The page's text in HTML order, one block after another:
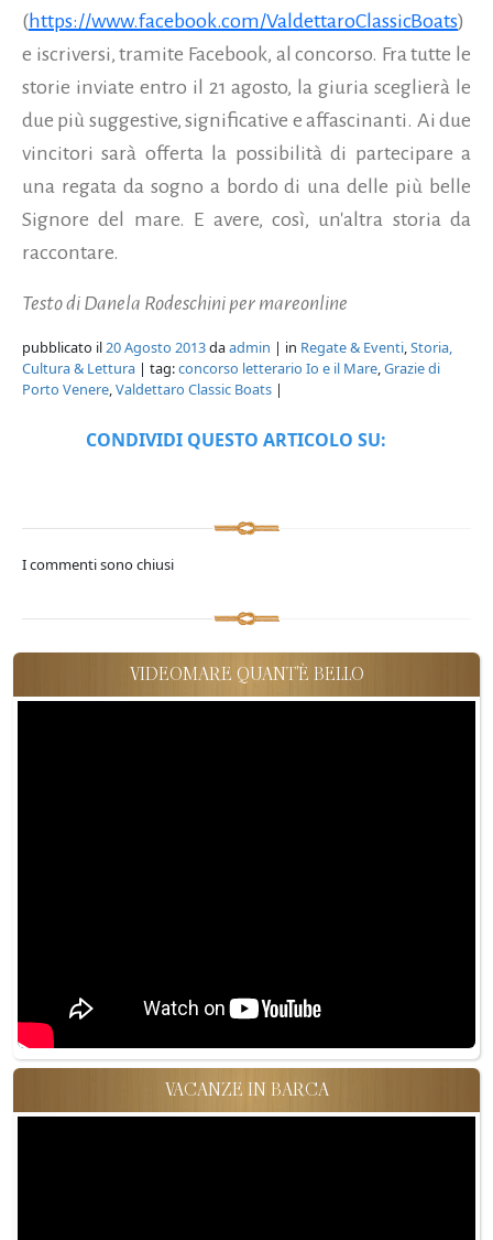
(https://www.facebook.com/ValdettaroClassicBoats)
e iscriversi, tramite Facebook, al concorso. Fra tutte le
storie inviate entro il 21 agosto, la giuria sceglierà le
due più suggestive, significative e affascinanti. Ai due
vincitori sarà offerta la possibilità di partecipare a
una regata da sogno a bordo di una delle più belle
Signore del mare. E avere, così, un'altra storia da
raccontare.
Testo di Danela Rodeschini per mareonline
pubblicato il20 Agosto 2013daadmin | in Regate & Eventi,Storia,
Cultura & Lettura | tag:concorso letterario Io e il Mare,Grazie di
Porto Venere,Valdettaro Classic Boats |
CONDIVIDI QUESTO ARTICOLO SU:
I commenti sono chiusi
VIDEOMARE QUANT'È BELLO
VACANZE IN BARCA